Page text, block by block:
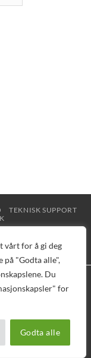
vårt for å gi deg
på "Godta alle",
Du
for
Godta alle
TEKNISK SUPPORT